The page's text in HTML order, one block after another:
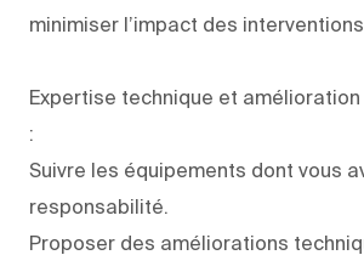
minimiser l’impact des
Expertise technique et
:
Suivre les équipements dont vous
responsabilité.
Proposer des améliorations